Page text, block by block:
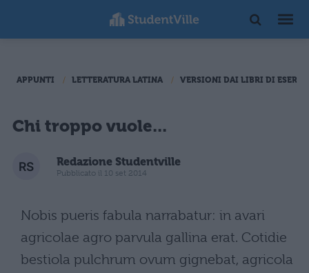
APPUNTI LETTERATURA LATINA VERSIONI DAI LIBRI DI
Chi troppo vuole...
Redazione Studentville
Pubblicato il 10 set 2014
Nobis pueris fabula narrabatur: in avari
agricolae agro parvula gallina erat. Cotidie
bestiola pulchrum ovum gignebat, agricola